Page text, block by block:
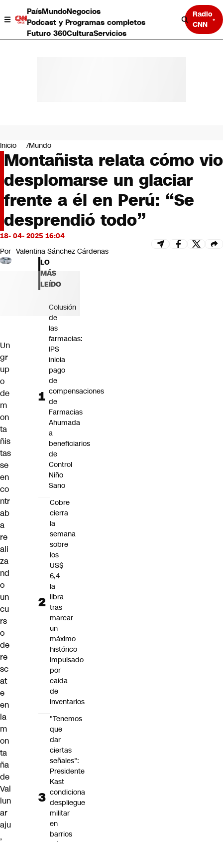
PaísMundoNegocios
Podcast y Programas completos
Futuro 360CulturaServicios
Radio
CNN
Negocios
Deportes
Programas completos
Cultura
Servicios
Bits
CNN tiempo
Futuro 360
Inicio Mundo
Montañista relata cómo vio
desplomarse un glaciar
frente a él en Perú: “Se
desprendió todo”
18- 04- 2025 16:04
Por Valentina Sánchez Cárdenas
Un
gr
up
o
de
m
on
ta
ñis
tas
se
en
co
ntr
ab
a
re
ali
za
nd
o
un
cu
rs
o
de
re
sc
at
e
en
la
m
on
ta
ña
de
Val
lun
ar
aju
,
LO
MÁS
LEÍDO
Colusión
de
las
farmacias:
IPS
inicia
pago
de
compensaciones
de
Farmacias
Ahumada
a
beneficiarios
de
Control
Niño
Sano
Cobre
cierra
la
semana
sobre
los
US$
6,4
la
libra
tras
marcar
un
máximo
histórico
impulsado
por
caída
de
inventarios
"Tenemos
que
dar
ciertas
señales":
Presidente
Kast
condiciona
despliegue
militar
en
barrios